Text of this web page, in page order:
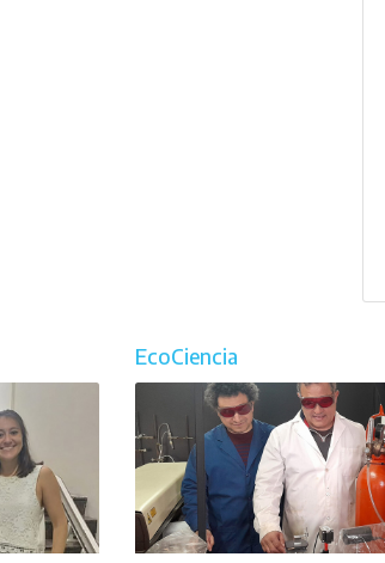
EcoCiencia